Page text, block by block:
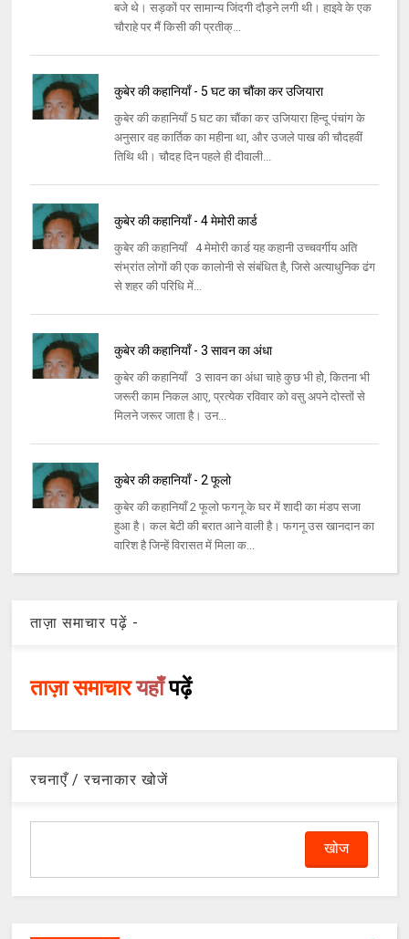
बजे थे। सड़कों पर सामान्य जिंदगी दौड़ने लगी थी। हाइवे के एक
चौराहे पर मैं किसी की प्रतीक्...
कुबेर की कहानियाँ - 5 घट का चौंका कर उजियारा
कुबेर की कहानियाँ 5 घट का चौंका कर उजियारा हिन्दू पंचांग के
अनुसार वह कार्तिक का महीना था, और उजले पाख की चौदहवीं
तिथि थी। चौदह दिन पहले ही दीवाली...
कुबेर की कहानियाँ - 4 मेमोरी कार्ड
कुबेर की कहानियाँ 4 मेमोरी कार्ड यह कहानी उच्चवर्गीय अति
संभ्रांत लोगों की एक कालोनी से संबंधित है, जिसे अत्याधुनिक ढंग
से शहर की परिधि में...
कुबेर की कहानियाँ - 3 सावन का अंधा
कुबेर की कहानियाँ 3 सावन का अंधा चाहे कुछ भी होे, कितना भी
जरूरी काम निकल आए, प्रत्येक रविवार को वसु अपने दोस्तों से
मिलने जरूर जाता है। उन...
कुबेर की कहानियाँ - 2 फूलो
कुबेर की कहानियाँ 2 फूलो फगनू के घर में शादी का मंडप सजा
हुआ है। कल बेटी की बरात आने वाली है। फगनू उस खानदान का
वारिश है जिन्हें विरासत में मिला क...
ताज़ा समाचार पढ़ें -
ताज़ा समाचारयहाँपढ़ें
रचनाएँ / रचनाकार खोजें